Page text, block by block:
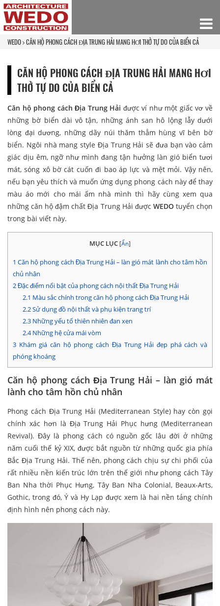
WEDO CĂN HỘ PHONG CÁCH ĐỊA TRUNG HẢI MANG HƠI THỞ TỰ DO CỦA BIỂN CẢ
CĂN HỘ PHONG CÁCH ĐỊA TRUNG HẢI MANG HƠI
THỞ TỰ DO CỦA BIỂN CẢ
Căn hộ phong cách Địa Trung Hải được ví như một giấc vơ về
những bờ biển dài vô tận, những ánh san hô lộng lẫy dưới
lòng đại dương, những dãy núi thăm thẳm hùng vĩ bên bờ
biển. Ngôi nhà mang style Địa Trung Hải sẽ đưa bạn vào cảm
giác dịu êm, ngỡ như mình đang tận hưởng làn gió biển tươi
mát, sóng xô bờ cát cuốn đi bao áp lực và mệt mỏi. Vậy nên,
nếu bạn yêu thích và muốn ứng dụng phong cách này để thay
màu áo mới cho mái ấm nhà mình thì hãy cùng xem qua
những căn hộ đậm chất Địa Trung Hải được WEDOtuyển chọn
trong bài viết này.
MỤC LỤC [Ẩn]
1 Căn hộ phong cách Địa Trung Hải – làn gió mát lành cho tâm hồn
chủ nhân
2Đặc điểm nổi bật của phong cách nội thất Địa Trung Hải
2.1 Màu sắc chính trong căn hộ phong cách Địa Trung Hải
2.2Sử dụng đồ nội thất và phụ kiện trang trí
2.3Những yếu tố thiên nhiên đan xen
2.4Những hệ cửa mái vòm
3 Khám giá căn hộ phong cách Địa Trung Hải đẹp phá cách và
phóng khoáng
Căn hộ phong cách Địa Trung Hải – làn gió mát
lành cho tâm hồn chủ nhân
Phong cách Địa Trung Hải (Mediterranean Style) hay còn gọi
chính xác hơn là Địa Trung Hải Phục hưng (Mediterranean
Revival). Đây là phong cách có nguồn gốc lâu đời ở những
năm cuối thế kỷ XIX, được bắt nguồn từ những quốc gia phía
Bắc Địa Trung Hải. Thế nên, phong cách chịu sự chi phối của
rất nhiều nền kiến trúc lớn trên thế giới như phong cách Tây
Ban Nha thời Phục Hưng, Tây Ban Nha Colonial, Beaux-Arts,
Gothic, trong đó, Ý và Hy Lạp được xem là hai nền tảng chính
định hình nên phong cách này.